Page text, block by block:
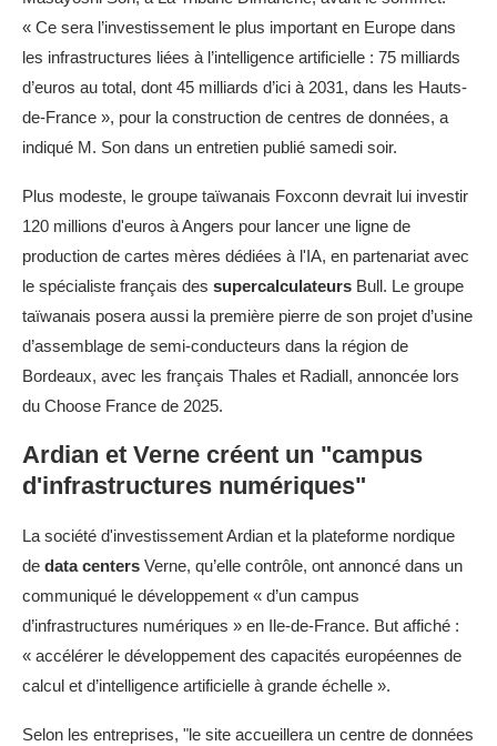
« Ce sera l’investissement le plus important en Europe dans
les infrastructures liées à l’intelligence artificielle : 75 milliards
d’euros au total, dont 45 milliards d’ici à 2031, dans les Hauts-
de-France », pour la construction de centres de données, a
indiqué M. Son dans un entretien publié samedi soir.
Plus modeste, le groupe taïwanais Foxconn devrait lui investir
120 millions d'euros à Angers pour lancer une ligne de
production de cartes mères dédiées à l'IA, en partenariat avec
le spécialiste français des supercalculateurs Bull. Le groupe
taïwanais posera aussi la première pierre de son projet d’usine
d’assemblage de semi-conducteurs dans la région de
Bordeaux, avec les français Thales et Radiall, annoncée lors
du Choose France de 2025.
Ardian et Verne créent un "campus
d'infrastructures numériques"
La société d'investissement Ardian et la plateforme nordique
de data centers Verne, qu’elle contrôle, ont annoncé dans un
communiqué le développement « d’un campus
d’infrastructures numériques » en Ile-de-France. But affiché :
« accélérer le développement des capacités européennes de
calcul et d’intelligence artificielle à grande échelle ».
Selon les entreprises, "le site accueillera un centre de données